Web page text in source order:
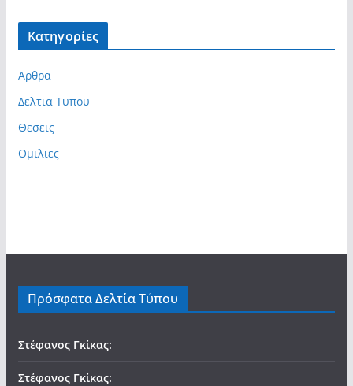
Kατηγορίες
Αρθρα
Δελτια Τυπου
Θεσεις
Ομιλιες
Πρόσφατα Δελτία Τύπου
Στέφανος Γκίκας:
Στέφανος Γκίκας: